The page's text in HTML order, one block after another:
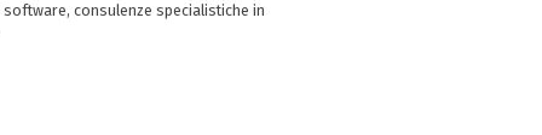
consulenze specialistiche in